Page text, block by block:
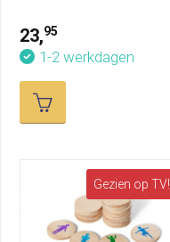
23,95
1-2 werkdagen
Gezien op TV!